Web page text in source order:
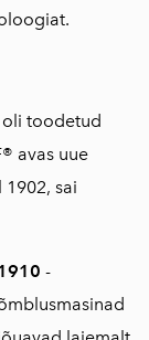
oli toodetud
avas uue
1902, sai
-